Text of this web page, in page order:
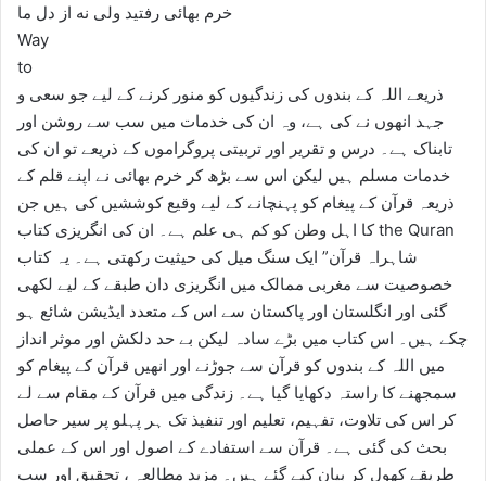
خرم بھائی رفتید ولی نه از دل ما
Way
to
ذریعے اللہ کے بندوں کی زندگیوں کو منور کرنے کے لیے جو سعی و
جہد انھوں نے کی ہے، وہ ان کی خدمات میں سب سے روشن اور
تابناک ہے۔ درس و تقریر اور تربیتی پروگراموں کے ذریعے تو ان کی
خدمات مسلم ہیں لیکن اس سے بڑھ کر خرم بھائی نے اپنے قلم کے
ذریعہ قرآن کے پیغام کو پہنچانے کے لیے وقیع کوششیں کی ہیں جن
کا اہل وطن کو کم ہی علم ہے۔ ان کی انگریزی کتاب the Quran
شاہراہ قرآن” ایک سنگ میل کی حیثیت رکھتی ہے۔ یہ کتاب
خصوصیت سے مغربی ممالک میں انگریزی دان طبقے کے لیے لکھی
گئی اور انگلستان اور پاکستان سے اس کے متعدد ایڈیشن شائع ہو
چکے ہیں۔ اس کتاب میں بڑے سادہ لیکن بے حد دلکش اور موثر انداز
میں اللہ کے بندوں کو قرآن سے جوڑنے اور انھیں قرآن کے پیغام کو
سمجھنے کا راستہ دکھایا گیا ہے۔ زندگی میں قرآن کے مقام سے لے
کر اس کی تلاوت، تفہیم، تعلیم اور تنفیذ تک ہر پہلو پر سیر حاصل
بحث کی گئی ہے۔ قرآن سے استفادے کے اصول اور اس کے عملی
طریقے کھول کر بیان کیے گئے ہیں۔ مزید مطالعہ ، تحقیق اور سب